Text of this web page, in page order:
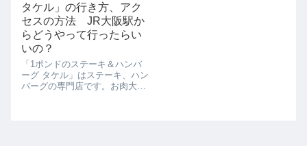
タケル」の行き方、アク
セスの方法 JR大阪駅か
らどうやって行ったらい
いの？
「1ポンドのステーキ＆ハンバ
ーグ タケル」はステーキ、ハン
バーグの専門店です。お肉大好